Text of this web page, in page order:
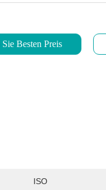
Besten Preis
ISO